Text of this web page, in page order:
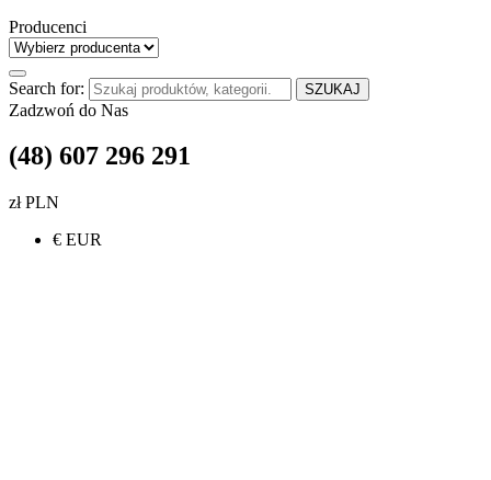
Producenci
Search for: SZUKAJ
Zadzwoń do Nas
(48) 607 296 291
zł PLN
€ EUR